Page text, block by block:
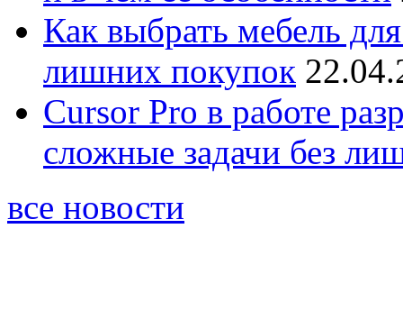
Как выбрать мебель
лишних покупок
Cursor Pro в работе
сложные задачи без
все новости